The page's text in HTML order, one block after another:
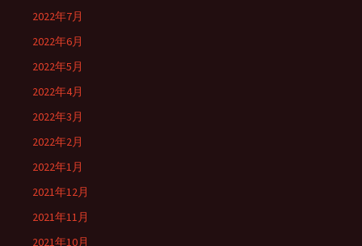
2022年7月
2022年6月
2022年5月
2022年4月
2022年3月
2022年2月
2022年1月
2021年12月
2021年11月
2021年10月